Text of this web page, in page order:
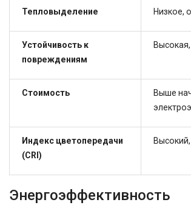
Тепловыделение Низкое,
Устойчивость к
повреждениям
Стоимость
Выше
Индекс цветопередачи
(CRI)
Высокий,
Энергоэффективность